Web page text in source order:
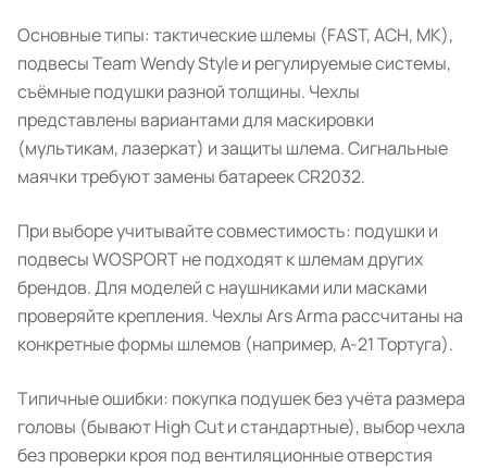
Основные типы: тактические шлемы (FAST, ACH, MK),
подвесы Team Wendy Style и регулируемые системы,
съёмные подушки разной толщины. Чехлы
представлены вариантами для маскировки
(мультикам, лазеркат) и защиты шлема. Сигнальные
маячки требуют замены батареек CR2032.
При выборе учитывайте совместимость: подушки и
подвесы WOSPORT не подходят к шлемам других
брендов. Для моделей с наушниками или масками
проверяйте крепления. Чехлы Ars Arma рассчитаны на
конкретные формы шлемов (например, А-21 Тортуга).
Типичные ошибки: покупка подушек без учёта размера
головы (бывают High Cut и стандартные), выбор чехла
без проверки кроя под вентиляционные отверстия